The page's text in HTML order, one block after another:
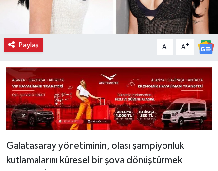
Paylaş A- A+
Galatasaray yönetiminin, olası şampiyonluk
kutlamalarını küresel bir şova dönüştürmek